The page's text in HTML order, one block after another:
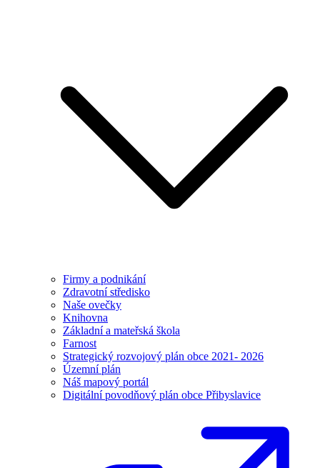
Firmy a podnikání
Zdravotní středisko
Naše ovečky
Knihovna
Základní a mateřská škola
Farnost
Strategický rozvojový plán obce 2021- 2026
Územní plán
Náš mapový portál
Digitální povodňový plán obce Přibyslavice